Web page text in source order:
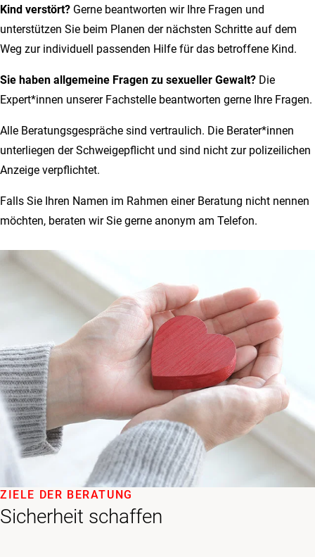
Kind verstört? Gerne beantworten wir Ihre Fragen und
unterstützen Sie beim Planen der nächsten Schritte auf dem
Weg zur individuell passenden Hilfe für das betroffene Kind.
Sie haben allgemeine Fragen zu sexueller Gewalt? Die
Expert*innen unserer Fachstelle beantworten gerne Ihre Fragen.
Alle Beratungsgespräche sind vertraulich. Die Berater*innen
unterliegen der Schweigepflicht und sind nicht zur polizeilichen
Anzeige verpflichtet.
Falls Sie Ihren Namen im Rahmen einer Beratung nicht nennen
möchten, beraten wir Sie gerne anonym am Telefon.
Sicherheit schaffen
ZIELE DER BERATUNG